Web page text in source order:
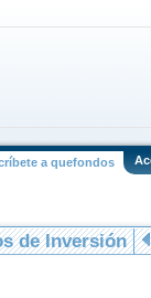
a quefondos
de Inversión